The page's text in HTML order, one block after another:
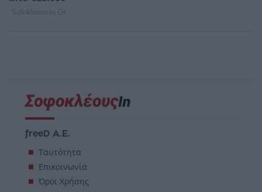
freeD Α.Ε.
Ταυτότητα
Επικοινωνία
Όροι Χρήσης